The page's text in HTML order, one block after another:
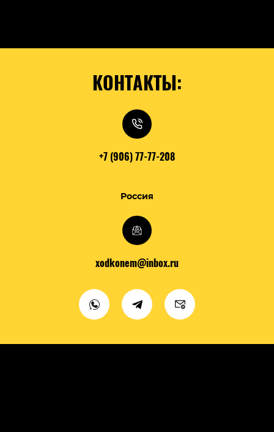
КОНТАКТЫ:
+7 (906) 77-77-208
Россия
xodkonem@inbox.ru